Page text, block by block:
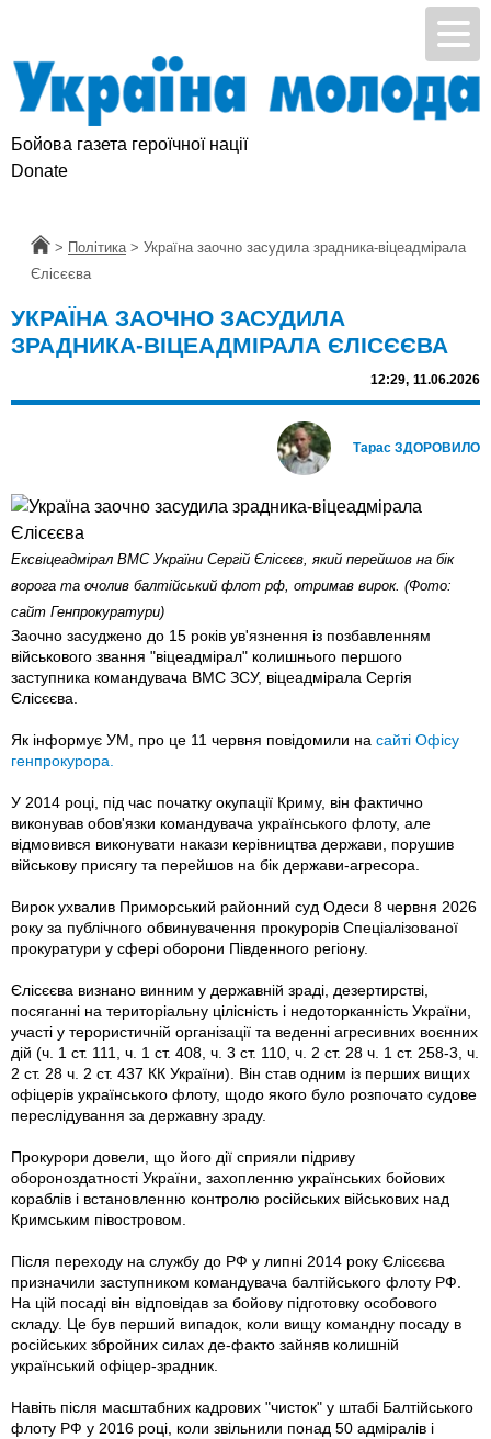
Бойова газета героїчної нації
Donate
Головна
> Політика > Україна заочно засудила зрадника-віцеадмірала
Єлісєєва
УКРАЇНА ЗАОЧНО ЗАСУДИЛА
ЗРАДНИКА-ВІЦЕАДМІРАЛА ЄЛІСЄЄВА
12:29, 11.06.2026
Тарас ЗДОРОВИЛО
Ексвіцеадмірал ВМС України Сергій Єлісєєв, який перейшов на бік
ворога та очолив балтійський флот рф, отримав вирок. (Фото:
сайт Генпрокуратури)
Заочно засуджено до 15 років ув'язнення із позбавленням
військового звання "віцеадмірал" колишнього першого
заступника командувача ВМС ЗСУ, віцеадмірала Сергія
Єлісєєва.
Як інформує УМ, про це 11 червня повідомили на сайті Офісу
генпрокурора.
У 2014 році, під час початку окупації Криму, він фактично
виконував обов'язки командувача українського флоту, але
відмовився виконувати накази керівництва держави, порушив
військову присягу та перейшов на бік держави-агресора.
Вирок ухвалив Приморський районний суд Одеси 8 червня 2026
року за публічного обвинувачення прокурорів Спеціалізованої
прокуратури у сфері оборони Південного регіону.
Єлісєєва визнано винним у державній зраді, дезертирстві,
посяганні на територіальну цілісність і недоторканність України,
участі у терористичній організації та веденні агресивних воєнних
дій (ч. 1 ст. 111, ч. 1 ст. 408, ч. 3 ст. 110, ч. 2 ст. 28 ч. 1 ст. 258-3, ч.
2 ст. 28 ч. 2 ст. 437 КК України). Він став одним із перших вищих
офіцерів українського флоту, щодо якого було розпочато судове
переслідування за державну зраду.
Прокурори довели, що його дії сприяли підриву
обороноздатності України, захопленню українських бойових
кораблів і встановленню контролю російських військових над
Кримським півостровом.
Після переходу на службу до РФ у липні 2014 року Єлісєєва
призначили заступником командувача балтійського флоту РФ.
На цій посаді він відповідав за бойову підготовку особового
складу. Це був перший випадок, коли вищу командну посаду в
російських збройних силах де-факто зайняв колишній
український офіцер-зрадник.
Навіть після масштабних кадрових "чисток" у штабі Балтійського
флоту РФ у 2016 році, коли звільнили понад 50 адміралів і